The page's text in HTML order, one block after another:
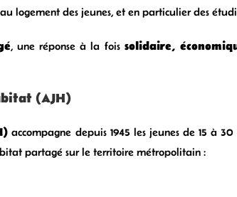
logement des jeunes, et en particulier des
, une réponse à la fois solidaire,
(AJH)
accompagne depuis 1945 les jeunes de 15 à
partagé sur le territoire métropolitain :